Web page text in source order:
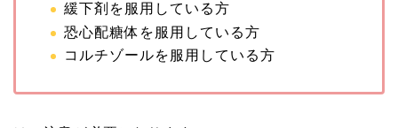
緩下剤を服用している方
恐心配糖体を服用している方
コルチゾールを服用している方